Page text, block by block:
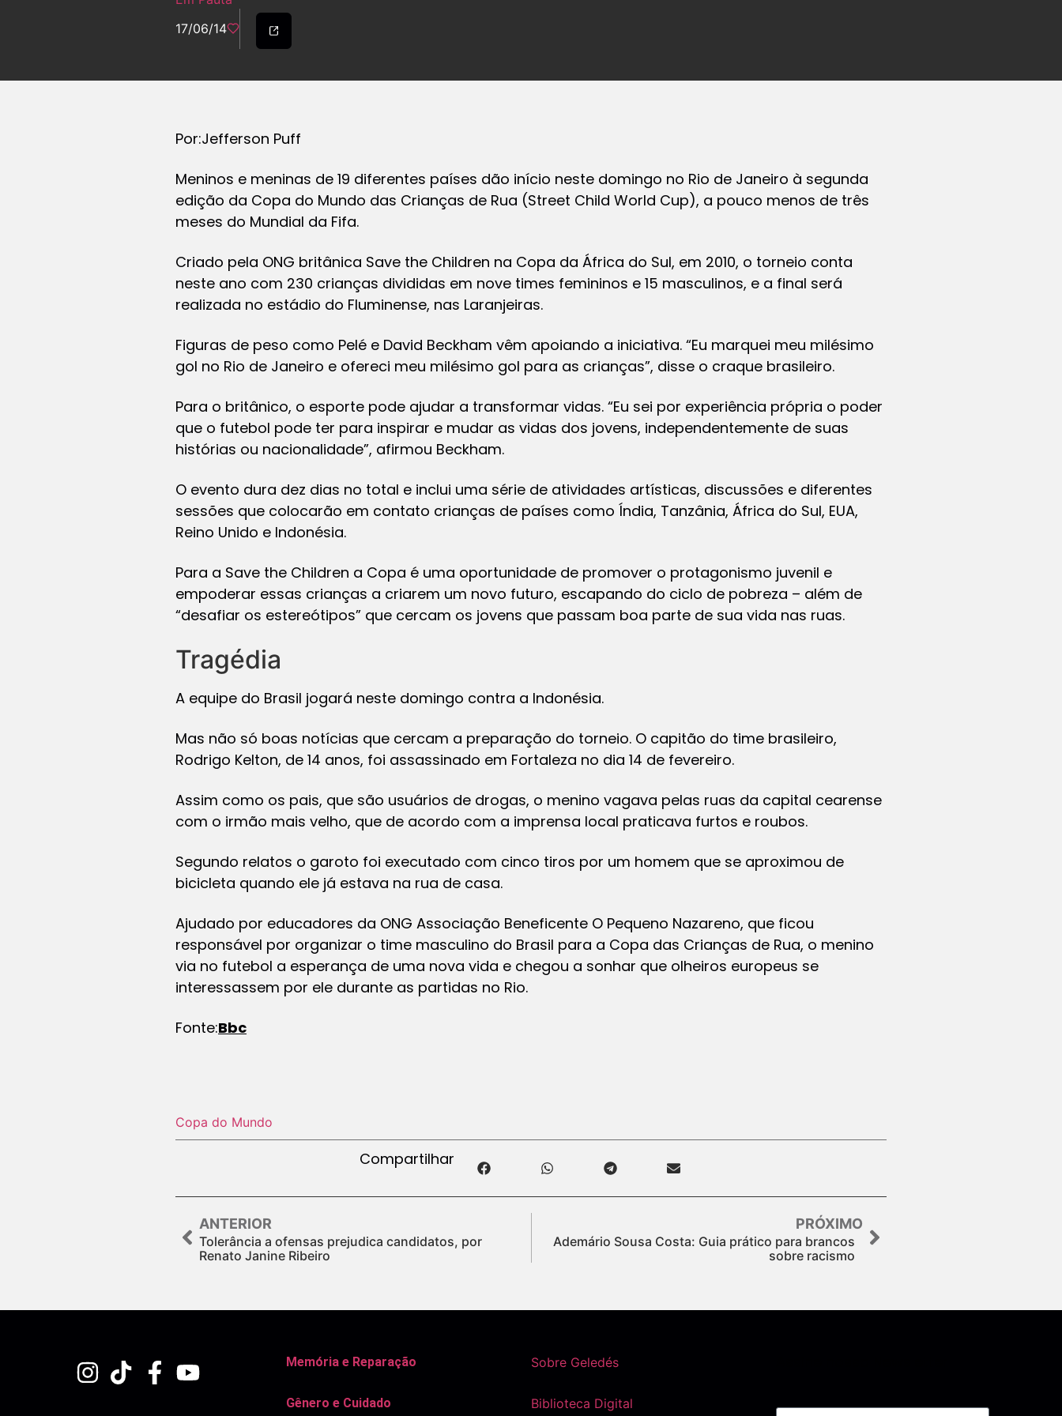
17/06/14
Por:Jefferson Puff
Meninos e meninas de 19 diferentes países dão início neste domingo no Rio de Janeiro à segunda
edição da Copa do Mundo das Crianças de Rua (Street Child World Cup), a pouco menos de três
meses do Mundial da Fifa.
Criado pela ONG britânica Save the Children na Copa da África do Sul, em 2010, o torneio conta
neste ano com 230 crianças divididas em nove times femininos e 15 masculinos, e a final será
realizada no estádio do Fluminense, nas Laranjeiras.
Figuras de peso como Pelé e David Beckham vêm apoiando a iniciativa. “Eu marquei meu milésimo
gol no Rio de Janeiro e ofereci meu milésimo gol para as crianças”, disse o craque brasileiro.
Para o britânico, o esporte pode ajudar a transformar vidas. “Eu sei por experiência própria o poder
que o futebol pode ter para inspirar e mudar as vidas dos jovens, independentemente de suas
histórias ou nacionalidade”, afirmou Beckham.
O evento dura dez dias no total e inclui uma série de atividades artísticas, discussões e diferentes
sessões que colocarão em contato crianças de países como Índia, Tanzânia, África do Sul, EUA,
Reino Unido e Indonésia.
Para a Save the Children a Copa é uma oportunidade de promover o protagonismo juvenil e
empoderar essas crianças a criarem um novo futuro, escapando do ciclo de pobreza – além de
“desafiar os estereótipos” que cercam os jovens que passam boa parte de sua vida nas ruas.
Tragédia
A equipe do Brasil jogará neste domingo contra a Indonésia.
Mas não só boas notícias que cercam a preparação do torneio. O capitão do time brasileiro,
Rodrigo Kelton, de 14 anos, foi assassinado em Fortaleza no dia 14 de fevereiro.
Assim como os pais, que são usuários de drogas, o menino vagava pelas ruas da capital cearense
com o irmão mais velho, que de acordo com a imprensa local praticava furtos e roubos.
Segundo relatos o garoto foi executado com cinco tiros por um homem que se aproximou de
bicicleta quando ele já estava na rua de casa.
Ajudado por educadores da ONG Associação Beneficente O Pequeno Nazareno, que ficou
responsável por organizar o time masculino do Brasil para a Copa das Crianças de Rua, o menino
via no futebol a esperança de uma nova vida e chegou a sonhar que olheiros europeus se
interessassem por ele durante as partidas no Rio.
Fonte:Bbc
Copa do Mundo
Compartilhar
ANTERIOR
Tolerância a ofensas prejudica candidatos, por
Renato Janine Ribeiro
PRÓXIMO
Ademário Sousa Costa: Guia prático para brancos
sobre racismo
Memória e Reparação
Gênero e Cuidado
Sobre Geledés
Biblioteca Digital